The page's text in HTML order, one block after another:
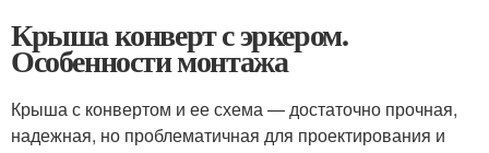
Крыша конверт с эркером.
Особенности монтажа
Крыша с конвертом и ее схема — достаточно прочная,
надежная, но проблематичная для проектирования и